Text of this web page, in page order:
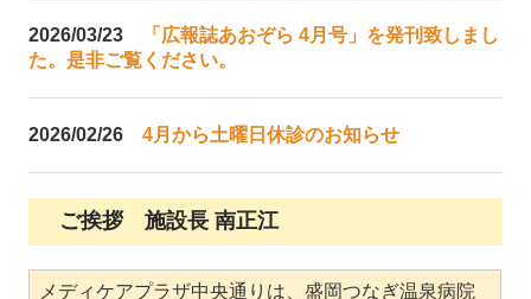
2026/03/23
「広報誌あおぞら 4月号」を発刊致しまし
た。是非ご覧ください。
2026/02/264月から土曜日休診のお知らせ
ご挨拶 施設長 南正江
メディケアプラザ中央通りは、盛岡つなぎ温泉病院